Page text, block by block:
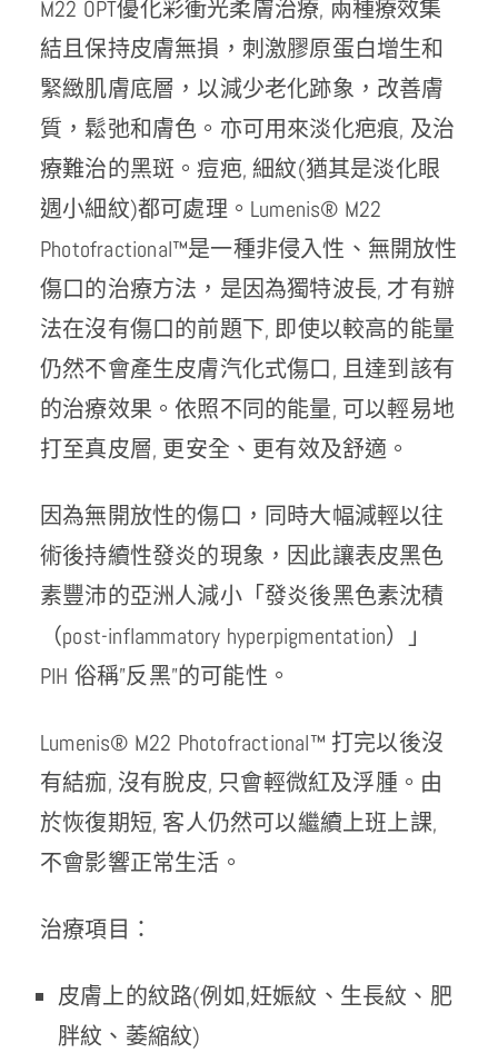
M22 OPT優化彩衝光柔膚治療, 兩種療效集
結且保持皮膚無損，刺激膠原蛋白增生和
緊緻肌膚底層，以減少老化跡象，改善膚
質，鬆弛和膚色。亦可用來淡化疤痕, 及治
療難治的黑斑。痘疤, 細紋(猶其是淡化眼
週小細紋)都可處理。Lumenis® M22
Photofractional™是一種非侵入性、無開放性
傷口的治療方法，是因為獨特波長, 才有辦
法在沒有傷口的前題下, 即使以較高的能量
仍然不會產生皮膚汽化式傷口, 且達到該有
的治療效果。依照不同的能量, 可以輕易地
打至真皮層, 更安全、更有效及舒適。
因為無開放性的傷口，同時大幅減輕以往
術後持續性發炎的現象，因此讓表皮黑色
素豐沛的亞洲人減小「發炎後黑色素沈積
（post-inflammatory hyperpigmentation）」
PIH 俗稱”反黑”的可能性。
Lumenis® M22 Photofractional™ 打完以後沒
有結痂, 沒有脫皮, 只會輕微紅及浮腫。由
於恢復期短, 客人仍然可以繼續上班上課,
不會影響正常生活。
治療項目：
皮膚上的紋路(例如,妊娠紋、生長紋、肥
胖紋、萎縮紋)